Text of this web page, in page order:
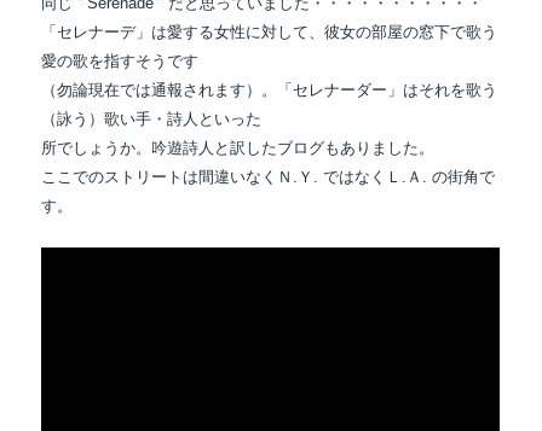
「セレナーデ」は愛する女性に対して、彼女の部屋の窓下で歌う
愛の歌を指すそうです
（勿論現在では通報されます）。「セレナーダー」はそれを歌う
（詠う）歌い手・詩人といった
所でしょうか。吟遊詩人と訳したブログもありました。
ここでのストリートは間違いなくＮ.Ｙ. ではなくＬ.Ａ. の街角で
す。